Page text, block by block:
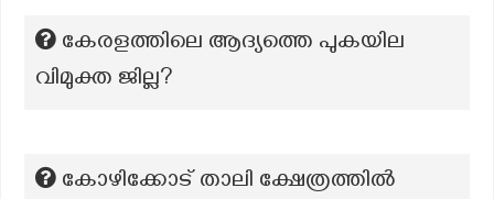
കേരളത്തിലെ ആദ്യത്തെ പുകയില
വിമുക്ത ജില്ല?
കോഴിക്കോട് താലി ക്ഷേത്രത്തിൽ